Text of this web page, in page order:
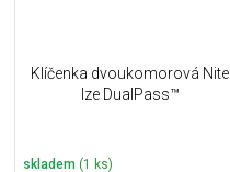
Klíčenka dvoukomorová Nite
Ize DualPass™
skladem (1 ks)